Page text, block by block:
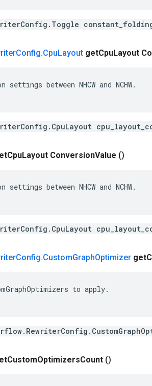
Config.CpuLayout getCpuLayout
settings between NHCW and NCHW.
CpuLayout ConversionValue ()
settings between NHCW and NCHW.
Config.CustomGraphOptimizer get
to apply.
CustomOptimizersCount ()